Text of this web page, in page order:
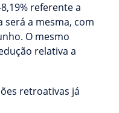
referente a
será a mesma, com
O mesmo
relativa a
retroativas já